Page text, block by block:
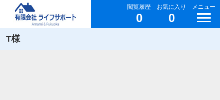
閲覧履歴
0
お気に入り
0
メニュー
T様